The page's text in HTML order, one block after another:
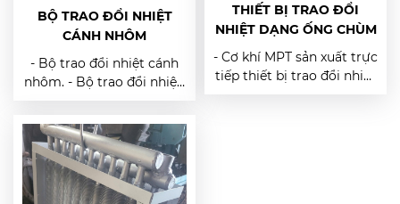
BỘ TRAO ĐỔI NHIỆT
CÁNH NHÔM
- Bộ trao đổi nhiệt cánh
nhôm. - Bộ trao đổi nhiệt.
chuyên sản xuất và cung
cấp bộ trao đổi nhiệt cánh
nhôm. - Vật liệu ống thép
đúc: SA179. - Vật liệu cánh
THIẾT BỊ TRAO ĐỔI
NHIỆT DẠNG ỐNG CHÙM
- Cơ khí MPT sản xuất trực
tiếp thiết bị trao đổi nhiệt